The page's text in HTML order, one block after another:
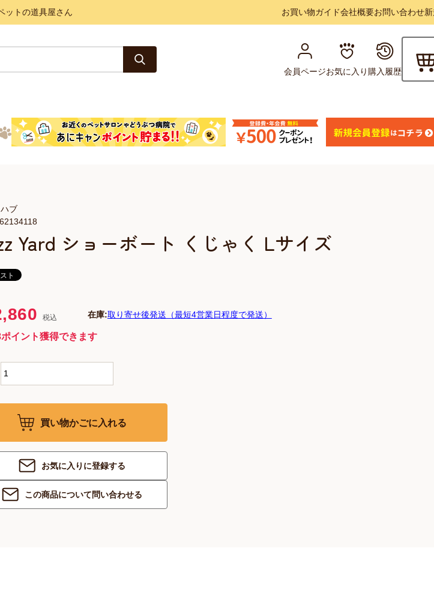
ットの道具屋さん お買い物ガイド会社概要お問い合わせ
会員ページお気に入り購入履歴
Yard ショーボート くじゃく Lサイズ
ブ
税込 在庫:取り寄せ後発送（最短4営業日程度で発送）
イント獲得できます
買い物かごに入れる
お気に入りに登録する
この商品について問い合わせる